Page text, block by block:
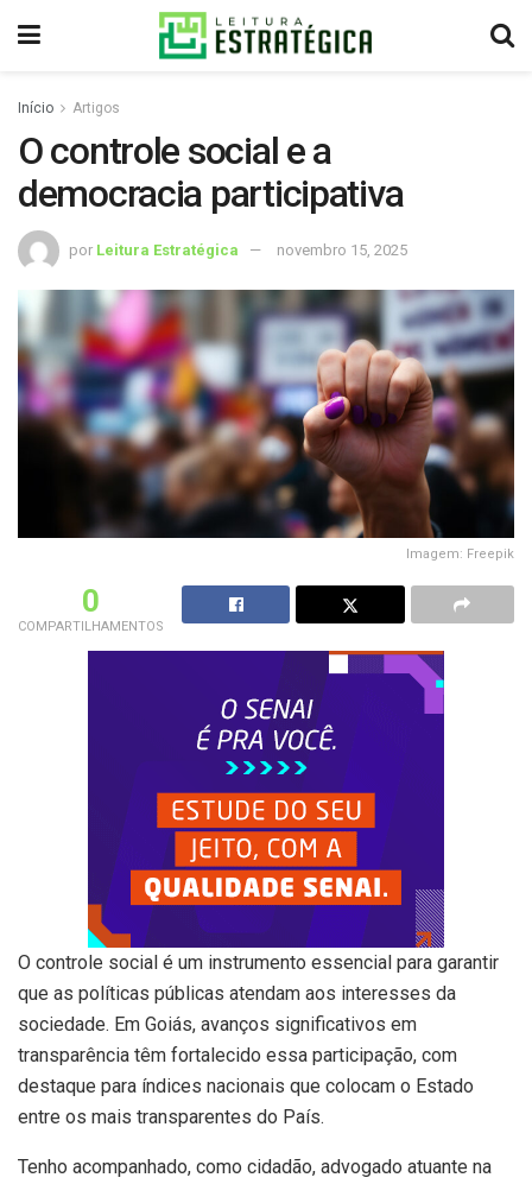
Início Artigos
O controle social e a
democracia participativa
por Leitura Estratégica novembro 15, 2025
Imagem: Freepik
0
COMPARTILHAMENTOS
O controle social é um instrumento essencial para garantir
que as políticas públicas atendam aos interesses da
sociedade. Em Goiás, avanços significativos em
transparência têm fortalecido essa participação, com
destaque para índices nacionais que colocam o Estado
entre os mais transparentes do País.
Tenho acompanhado, como cidadão, advogado atuante na